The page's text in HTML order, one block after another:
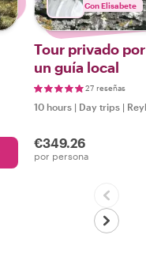
Con Elisabete
Tour privado
un guía local
27 reseñas
10 hours | Day trips |
€349.26
por persona